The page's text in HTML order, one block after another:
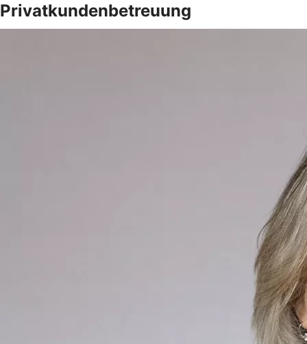
Privatkundenbetreuung